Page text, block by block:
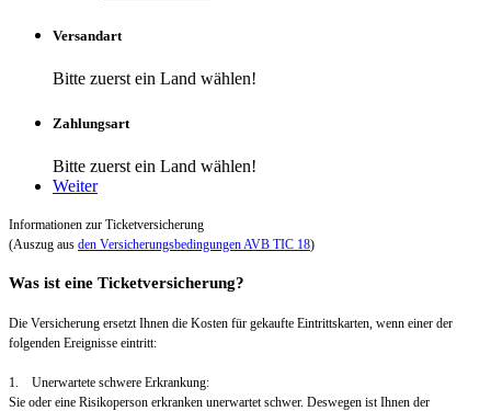
Versandart
Bitte zuerst ein Land wählen!
Zahlungsart
Bitte zuerst ein Land wählen!
Weiter
Informationen zur Ticketversicherung
(Auszug aus den Versicherungsbedingungen AVB TIC 18)
Was ist eine Ticketversicherung?
Die Versicherung ersetzt Ihnen die Kosten für gekaufte Eintrittskarten, wenn einer der
folgenden Ereignisse eintritt:
1. Unerwartete schwere Erkrankung:
Sie oder eine Risikoperson erkranken unerwartet schwer. Deswegen ist Ihnen der